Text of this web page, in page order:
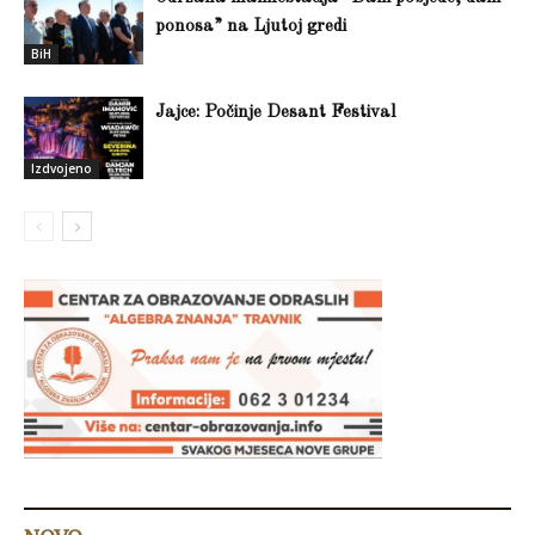
BiH
ponosa” na Ljutoj gredi
Izdvojeno
Jajce: Počinje Desant Festival